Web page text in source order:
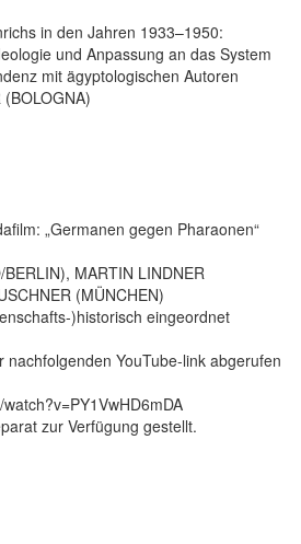
in den Jahren 1933–1950:
und Anpassung an das System
mit ägyptologischen Autoren
„Germanen gegen Pharaonen“
MARTIN LINDNER
(MÜNCHEN)
)historisch eingeordnet
nachfolgenden YouTube-link abgerufen
zur Verfügung gestellt.